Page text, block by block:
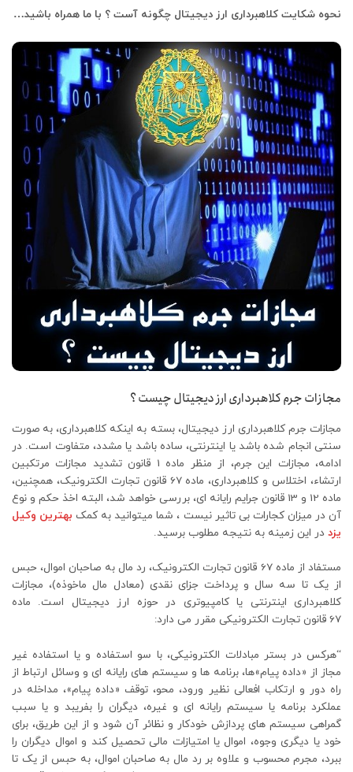
نحوه شکایت کلاهبرداری ارز دیجیتال چگونه آست ؟ با ما همراه باشید…
مجازات جرم کلاهبرداری ارز دیجیتال چیست ؟
مجازات جرم کلاهبرداری ارز دیجیتال، بسته به اینکه کلاهبرداری، به صورت
سنتی انجام شده باشد یا اینترنتی، ساده باشد یا مشدد، متفاوت است. در
ادامه، مجازات این جرم، از منظر ماده 1 قانون تشدید مجازات مرتکبین
ارتشاء، اختلاس و کلاهبرداری، ماده 67 قانون تجارت الکترونیک، همچنین،
ماده 12 و 13 قانون جرایم رایانه ای، بررسی خواهد شد، البته اخذ حکم و نوع
آن در میزان کجارات بی تاثیر نیست ، شما میتوانید به کمک بهترین وکیل
یزد در این زمینه به نتیجه مطلوب برسید.
مستفاد از ماده 67 قانون تجارت الکترونیک، رد مال به صاحبان اموال، حبس
از یک تا سه سال و پرداخت جزای نقدی (معادل مال ماخوذه)، مجازات
کلاهبرداری اینترنتی یا کامپیوتری در حوزه ارز دیجیتال است. ماده
67 قانون تجارت الکترونیکی مقرر می دارد:
“هرکس در بستر مبادلات الکترونیکی، با سو استفاده و یا استفاده غیر
مجاز از «داده‌ پیام»ها، برنامه‌ ها و سیستم‌ های رایانه‌ ای و وسائل ارتباط از
راه دور و ارتکاب افعالی نظیر ورود، محو، توقف «داده‌ پیام»، مداخله در
عملکرد برنامه یا سیستم رایانه‌ ای و غیره، دیگران را بفریبد و یا سبب
گمراهی سیستم‌ های پردازش خودکار و نظائر آن شود و از این طریق، برای
خود یا دیگری وجوه، اموال یا امتیازات مالی تحصیل کند و اموال دیگران را
ببرد، مجرم محسوب و علاوه بر رد مال به صاحبان اموال، به حبس از یک تا